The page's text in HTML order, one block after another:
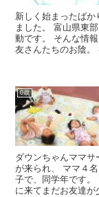
新しく始まったばか
ました。 富山県東
動です。 そんな情
友さんたちのお陰。
0歳
ダウンちゃんママ
が来られ、 ママ４
子で、同学年です
に来てまだお友達